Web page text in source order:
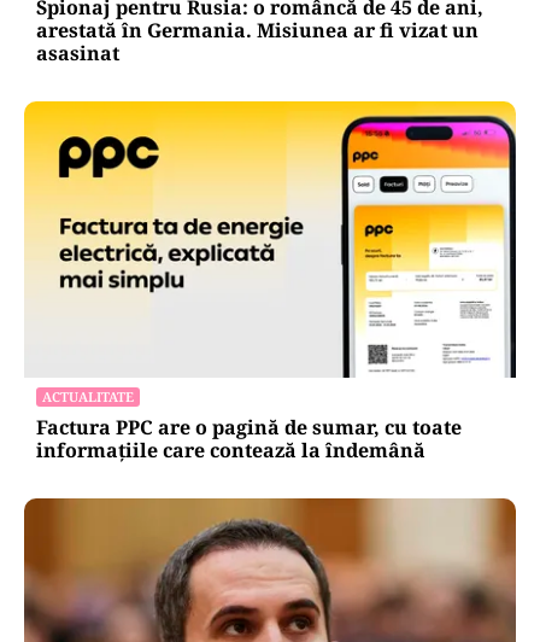
Spionaj pentru Rusia: o româncă de 45 de ani,
arestată în Germania. Misiunea ar fi vizat un
asasinat
ACTUALITATE
Factura PPC are o pagină de sumar, cu toate
informațiile care contează la îndemână